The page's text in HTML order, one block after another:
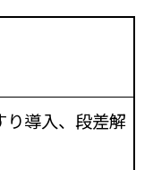
り導入、段差解